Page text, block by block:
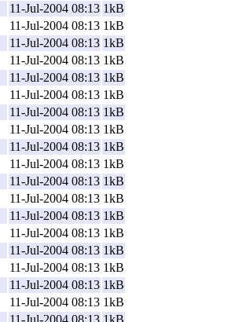
11-Jul-2004 08:13 1kB
11-Jul-2004 08:13 1kB
11-Jul-2004 08:13 1kB
11-Jul-2004 08:13 1kB
11-Jul-2004 08:13 1kB
11-Jul-2004 08:13 1kB
11-Jul-2004 08:13 1kB
11-Jul-2004 08:13 1kB
11-Jul-2004 08:13 1kB
11-Jul-2004 08:13 1kB
11-Jul-2004 08:13 1kB
11-Jul-2004 08:13 1kB
11-Jul-2004 08:13 1kB
11-Jul-2004 08:13 1kB
11-Jul-2004 08:13 1kB
11-Jul-2004 08:13 1kB
11-Jul-2004 08:13 1kB
11-Jul-2004 08:13 1kB
11-Jul-2004 08:13 1kB